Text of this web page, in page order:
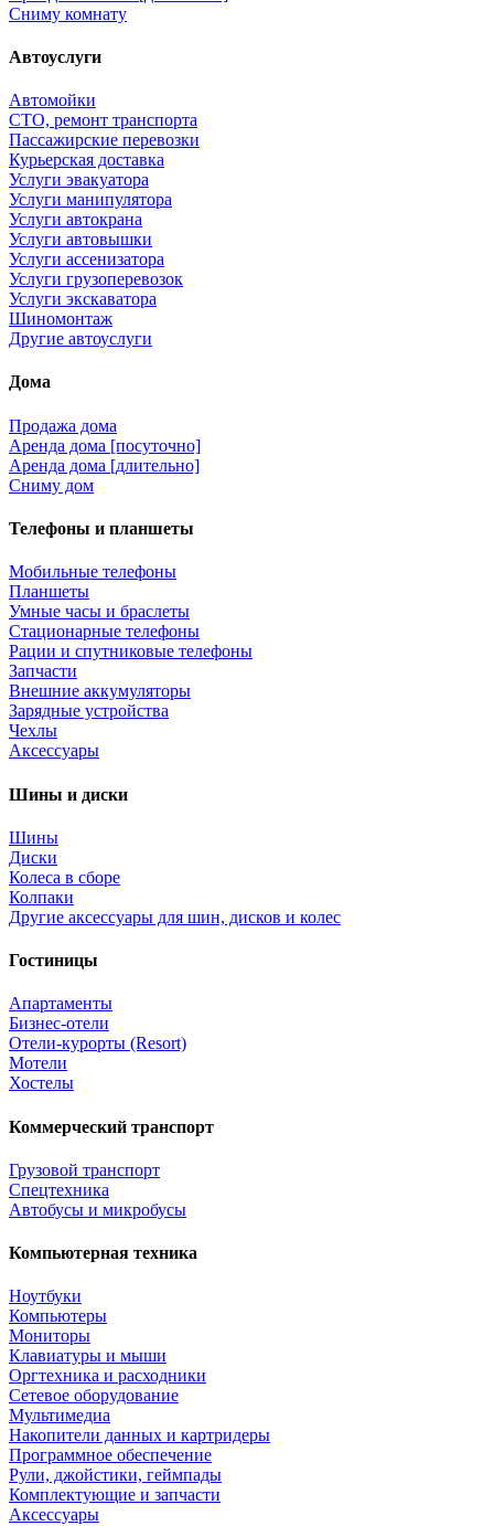
Сниму комнату
Автоуслуги
Автомойки
СТО, ремонт транспорта
Пассажирские перевозки
Курьерская доставка
Услуги эвакуатора
Услуги манипулятора
Услуги автокрана
Услуги автовышки
Услуги ассенизатора
Услуги грузоперевозок
Услуги экскаватора
Шиномонтаж
Другие автоуслуги
Дома
Продажа дома
Аренда дома [посуточно]
Аренда дома [длительно]
Сниму дом
Телефоны и планшеты
Мобильные телефоны
Планшеты
Умные часы и браслеты
Стационарные телефоны
Рации и спутниковые телефоны
Запчасти
Внешние аккумуляторы
Зарядные устройства
Чехлы
Аксессуары
Шины и диски
Шины
Диски
Колеса в сборе
Колпаки
Другие аксессуары для шин, дисков и колес
Гостиницы
Апартаменты
Бизнес-отели
Отели-курорты (Resort)
Мотели
Хостелы
Коммерческий транспорт
Грузовой транспорт
Спецтехника
Автобусы и микробусы
Компьютерная техника
Ноутбуки
Компьютеры
Мониторы
Клавиатуры и мыши
Оргтехника и расходники
Сетевое оборудование
Мультимедиа
Накопители данных и картридеры
Программное обеспечение
Рули, джойстики, геймпады
Комплектующие и запчасти
Аксессуары